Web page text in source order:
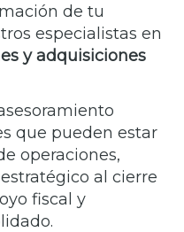
de tu
especialistas en
y adquisiciones
que pueden estar
operaciones,
al cierre
fiscal y